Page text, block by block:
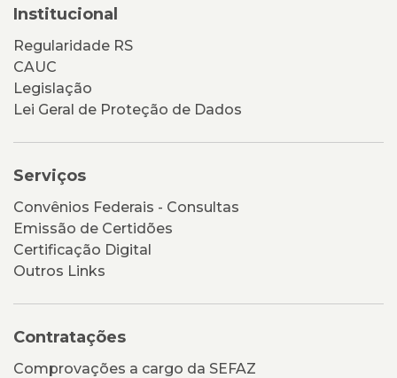
Institucional
Regularidade RS
CAUC
Legislação
Lei Geral de Proteção de Dados
Serviços
Convênios Federais - Consultas
Emissão de Certidões
Certificação Digital
Outros Links
Contratações
Comprovações a cargo da SEFAZ